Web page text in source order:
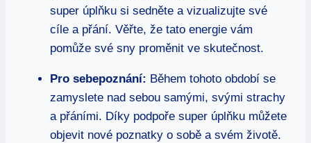
super úplňku si sedněte a vizualizujte své
cíle a přání. Věřte, že tato energie vám
pomůže své sny proměnit ve skutečnost.
Pro sebepoznání: Během tohoto období se
zamyslete nad sebou samými, svými strachy
a přáními. Díky podpoře super úplňku můžete
objevit nové poznatky o sobě a svém životě.